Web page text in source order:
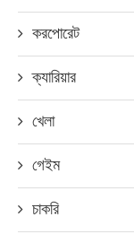
করপোরেট
ক্যারিয়ার
খেলা
গেইম
চাকরি